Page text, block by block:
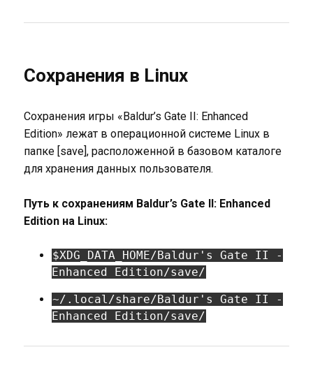
Сохранения в Linux
Сохранения игры «Baldur’s Gate II: Enhanced
Edition» лежат в операционной системе Linux в
папке [save], расположенной в базовом каталоге
для хранения данных пользователя.
Путь к сохранениям Baldur’s Gate II: Enhanced
Edition на Linux:
$XDG_DATA_HOME/Baldur's Gate II -
Enhanced Edition/save/
~/.local/share/Baldur's Gate II -
Enhanced Edition/save/